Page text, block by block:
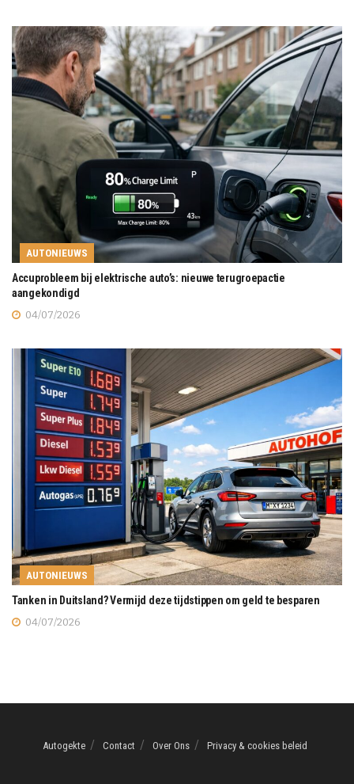
AUTONIEUWS
Accuprobleem bij elektrische auto’s: nieuwe terugroepactie
aangekondigd
04/07/2026
AUTONIEUWS
Tanken in Duitsland? Vermijd deze tijdstippen om geld te besparen
04/07/2026
Autogekte Contact Over Ons Privacy & cookies beleid